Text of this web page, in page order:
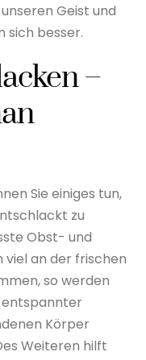
Geist und
sich besser.
–
Sie einiges tun,
zu
Obst- und
viel an der frischen
so werden
entspannter
Körper
Weiteren hilft